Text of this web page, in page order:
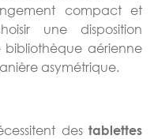
compact et
une disposition
aérienne
asymétrique.
des tablettes